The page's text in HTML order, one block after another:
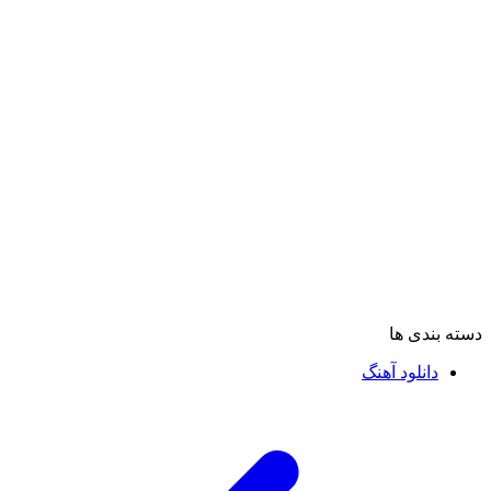
دسته بندی ها
دانلود آهنگ